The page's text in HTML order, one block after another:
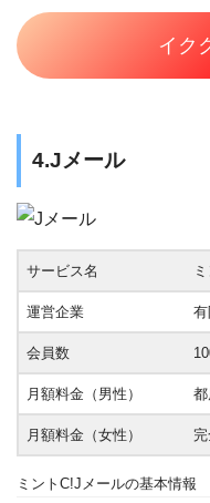
イク
4.Jメール
サービス名
運営企業
会員数
月額料金（男性）
月額料金（女性）
ミントC!Jメールの基本情報